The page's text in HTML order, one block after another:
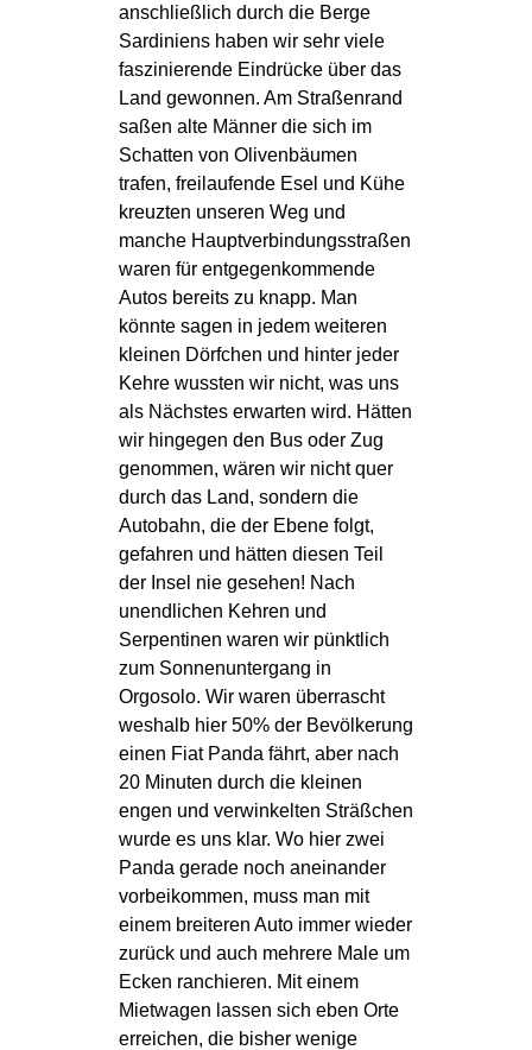
anschließlich durch die Berge
Sardiniens haben wir sehr viele
faszinierende Eindrücke über das
Land gewonnen. Am Straßenrand
saßen alte Männer die sich im
Schatten von Olivenbäumen
trafen, freilaufende Esel und Kühe
kreuzten unseren Weg und
manche Hauptverbindungsstraßen
waren für entgegenkommende
Autos bereits zu knapp. Man
könnte sagen in jedem weiteren
kleinen Dörfchen und hinter jeder
Kehre wussten wir nicht, was uns
als Nächstes erwarten wird. Hätten
wir hingegen den Bus oder Zug
genommen, wären wir nicht quer
durch das Land, sondern die
Autobahn, die der Ebene folgt,
gefahren und hätten diesen Teil
der Insel nie gesehen! Nach
unendlichen Kehren und
Serpentinen waren wir pünktlich
zum Sonnenuntergang in
Orgosolo. Wir waren überrascht
weshalb hier 50% der Bevölkerung
einen Fiat Panda fährt, aber nach
20 Minuten durch die kleinen
engen und verwinkelten Sträßchen
wurde es uns klar. Wo hier zwei
Panda gerade noch aneinander
vorbeikommen, muss man mit
einem breiteren Auto immer wieder
zurück und auch mehrere Male um
Ecken ranchieren. Mit einem
Mietwagen lassen sich eben Orte
erreichen, die bisher wenige